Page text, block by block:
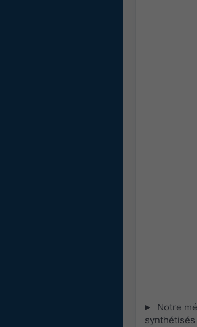
Notre